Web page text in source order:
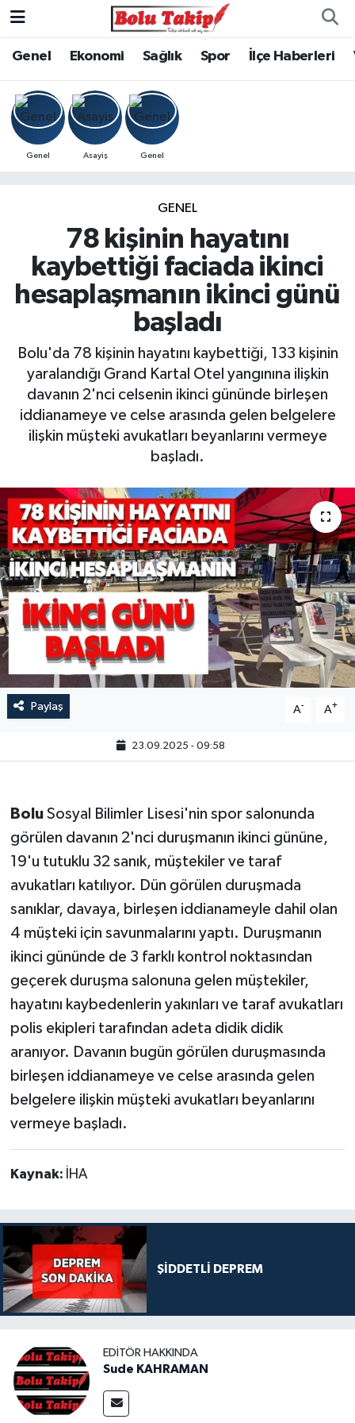
Genel Ekonomi Sağlık Spor İlçe Haberleri
Genel Asayiş Genel
GENEL
78 kişinin hayatını
kaybettiği faciada ikinci
hesaplaşmanın ikinci günü
başladı
Bolu'da 78 kişinin hayatını kaybettiği, 133 kişinin
yaralandığı Grand Kartal Otel yangınına ilişkin
davanın 2'nci celsenin ikinci gününde birleşen
iddianameye ve celse arasında gelen belgelere
ilişkin müşteki avukatları beyanlarını vermeye
başladı.
Paylaş A- A+
23.09.2025 - 09:58
BoluSosyal Bilimler Lisesi'nin spor salonunda
görülen davanın 2'nci duruşmanın ikinci gününe,
19'u tutuklu 32 sanık, müştekiler ve taraf
avukatları katılıyor. Dün görülen duruşmada
sanıklar, davaya, birleşen iddianameyle dahil olan
4 müşteki için savunmalarını yaptı. Duruşmanın
ikinci gününde de 3 farklı kontrol noktasından
geçerek duruşma salonuna gelen müştekiler,
hayatını kaybedenlerin yakınları ve taraf avukatları
polis ekipleri tarafından adeta didik didik
aranıyor. Davanın bugün görülen duruşmasında
birleşen iddianameye ve celse arasında gelen
belgelere ilişkin müşteki avukatları beyanlarını
vermeye başladı.
Kaynak: İHA
ŞİDDETLİ DEPREM
EDITÖR HAKKINDA
Sude KAHRAMAN